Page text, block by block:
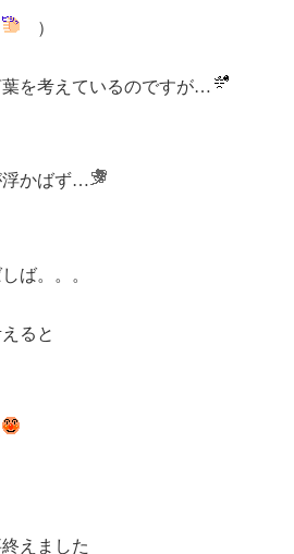
）
を考えているのですが…
浮かばず…
ば。。。
ると
えました